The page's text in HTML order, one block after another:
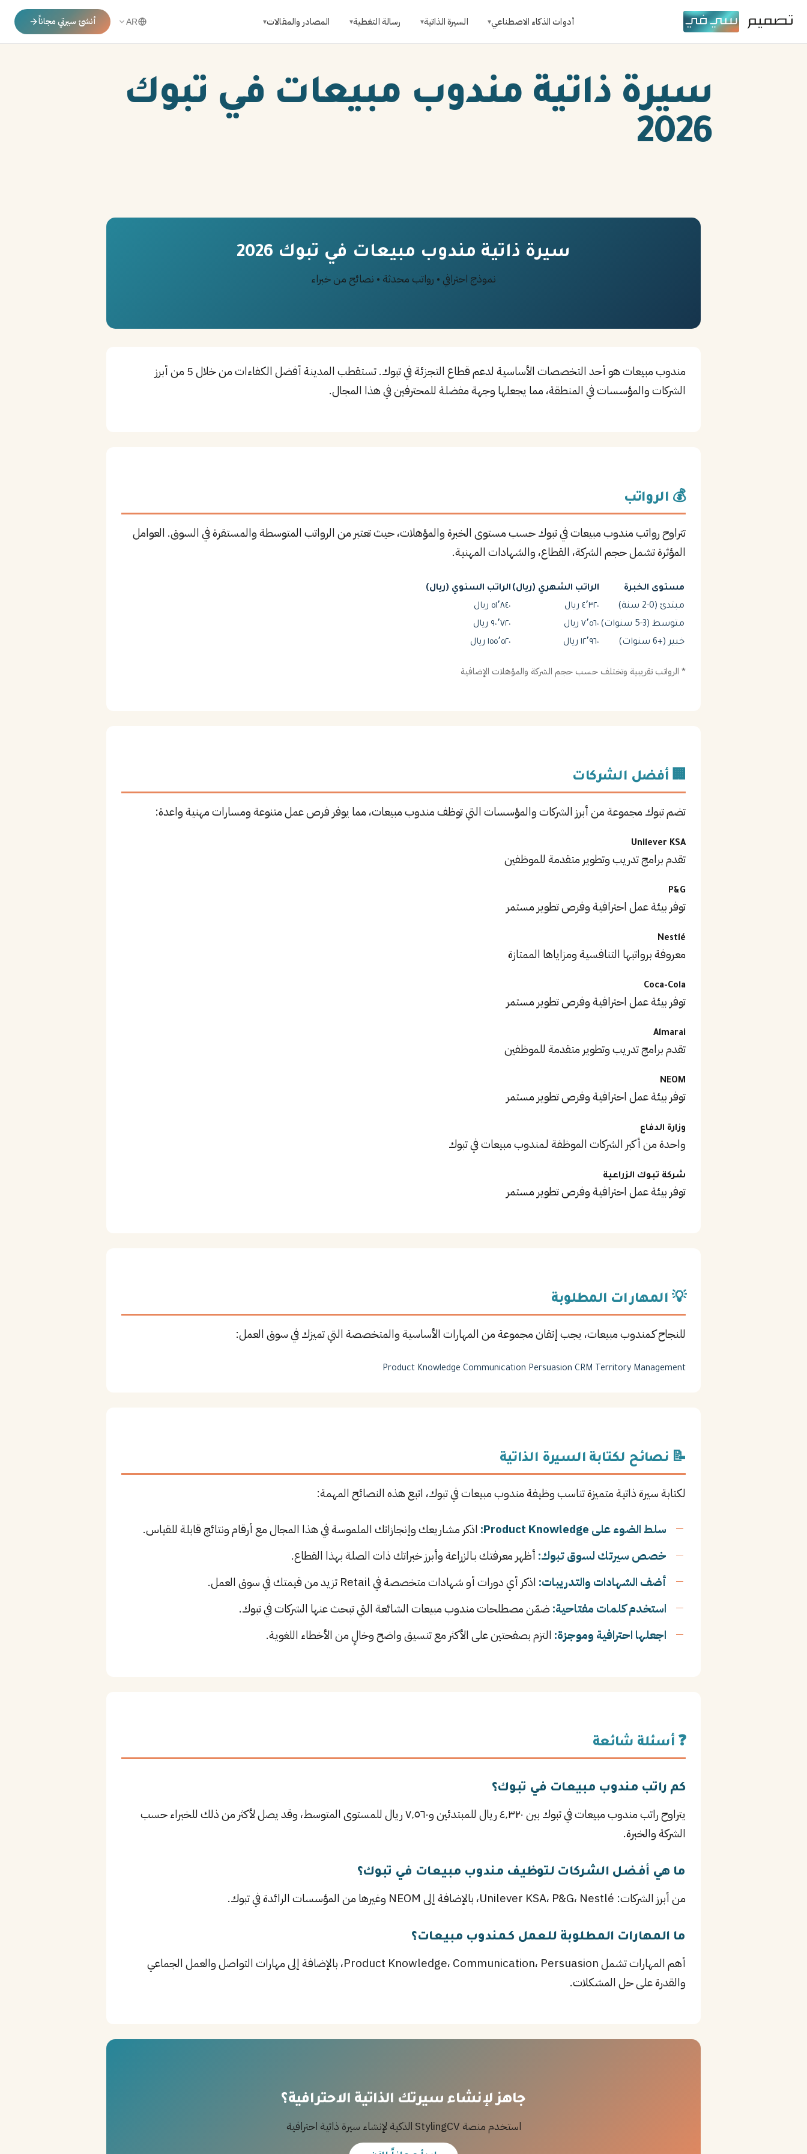
أدوات الذكاء الاصطناعي▾ السيرة الذاتية▾ رسالة التغطية▾ المصادر والمقالات▾
AR أنشئ سيرتي مجاناً
سيرة ذاتية مندوب مبيعات في تبوك
2026
سيرة ذاتية مندوب مبيعات في تبوك 2026
نموذج احترافي • رواتب محدثة • نصائح من خبراء
مندوب مبيعات هو أحد التخصصات الأساسية لدعم قطاع التجزئة في تبوك. تستقطب المدينة أفضل الكفاءات من خلال 5 من أبرز
الشركات والمؤسسات في المنطقة، مما يجعلها وجهة مفضلة للمحترفين في هذا المجال.
💰 الرواتب
تتراوح رواتب مندوب مبيعات في تبوك حسب مستوى الخبرة والمؤهلات، حيث تعتبر من الرواتب المتوسطة والمستقرة في السوق. العوامل
المؤثرة تشمل حجم الشركة، القطاع، والشهادات المهنية.
مستوى الخبرة الراتب الشهري (ريال) الراتب السنوي (ريال)
مبتدئ (0-2 سنة)
٤٬٣٢٠ ريال
٥١٬٨٤٠ ريال
متوسط (3-5 سنوات)
٧٬٥٦٠ ريال
٩٠٬٧٢٠ ريال
خبير (+6 سنوات)
١٢٬٩٦٠ ريال ١٥٥٬٥٢٠ ريال
* الرواتب تقريبية وتختلف حسب حجم الشركة والمؤهلات الإضافية
🏢 أفضل الشركات
تضم تبوك مجموعة من أبرز الشركات والمؤسسات التي توظف مندوب مبيعات، مما يوفر فرص عمل متنوعة ومسارات مهنية واعدة:
Unilever KSA
تقدم برامج تدريب وتطوير متقدمة للموظفين
P&G
توفر بيئة عمل احترافية وفرص تطوير مستمر
Nestlé
معروفة برواتبها التنافسية ومزاياها الممتازة
Coca-Cola
توفر بيئة عمل احترافية وفرص تطوير مستمر
Almarai
تقدم برامج تدريب وتطوير متقدمة للموظفين
NEOM
توفر بيئة عمل احترافية وفرص تطوير مستمر
وزارة الدفاع
واحدة من أكبر الشركات الموظفة لـمندوب مبيعات في تبوك
شركة تبوك الزراعية
توفر بيئة عمل احترافية وفرص تطوير مستمر
💡 المهارات المطلوبة
للنجاح كـمندوب مبيعات، يجب إتقان مجموعة من المهارات الأساسية والمتخصصة التي تميزك في سوق العمل:
Product Knowledge Communication Persuasion CRM Territory Management
📝 نصائح لكتابة السيرة الذاتية
لكتابة سيرة ذاتية متميزة تناسب وظيفة مندوب مبيعات في تبوك، اتبع هذه النصائح المهمة:
سلط الضوء على Product Knowledge:
اذكر مشاريعك وإنجازاتك الملموسة في هذا المجال مع أرقام ونتائج قابلة للقياس.
خصص سيرتك لسوق تبوك: أظهر معرفتك بـالزراعة وأبرز خبراتك ذات الصلة بهذا القطاع.
أضف الشهادات والتدريبات: اذكر أي دورات أو شهادات متخصصة في Retail تزيد من قيمتك في سوق العمل.
استخدم كلمات مفتاحية: ضمّن مصطلحات مندوب مبيعات الشائعة التي تبحث عنها الشركات في تبوك.
اجعلها احترافية وموجزة: التزم بصفحتين على الأكثر مع تنسيق واضح وخالٍ من الأخطاء اللغوية.
❓ أسئلة شائعة
كم راتب مندوب مبيعات في تبوك؟
يتراوح راتب مندوب مبيعات في تبوك بين ٤٬٣٢٠ ريال للمبتدئين و٧٬٥٦٠ ريال للمستوى المتوسط، وقد يصل لأكثر من ذلك للخبراء حسب
الشركة والخبرة.
ما هي أفضل الشركات لتوظيف مندوب مبيعات في تبوك؟
من أبرز الشركات: Unilever KSA، P&G، Nestlé، بالإضافة إلى NEOM وغيرها من المؤسسات الرائدة في تبوك.
ما المهارات المطلوبة للعمل كـمندوب مبيعات؟
أهم المهارات تشمل Product Knowledge، Communication، Persuasion، بالإضافة إلى مهارات التواصل والعمل الجماعي
والقدرة على حل المشكلات.
جاهز لإنشاء سيرتك الذاتية الاحترافية؟
استخدم منصة StylingCV الذكية لإنشاء سيرة ذاتية احترافية